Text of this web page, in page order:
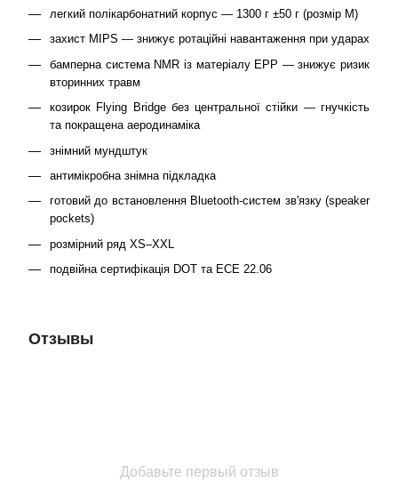
легкий полікарбонатний корпус — 1300 г ±50 г (розмір M)
захист MIPS — знижує ротаційні навантаження при ударах
бамперна система NMR із матеріалу EPP — знижує ризик
вторинних травм
козирок Flying Bridge без центральної стійки — гнучкість
та покращена аеродинаміка
знімний мундштук
антимікробна знімна підкладка
готовий до встановлення Bluetooth-систем зв'язку (speaker
pockets)
розмірний ряд XS–XXL
подвійна сертифікація DOT та ECE 22.06
Отзывы
Добавьте первый отзыв